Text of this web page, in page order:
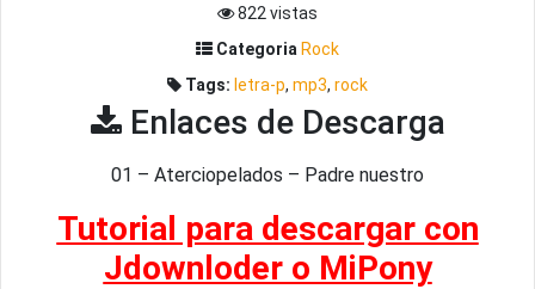
822 vistas
Categoria Rock
Tags: letra-p, mp3, rock
Enlaces de Descarga
01 – Aterciopelados – Padre nuestro
Tutorial para descargar con
Jdownloder o MiPony